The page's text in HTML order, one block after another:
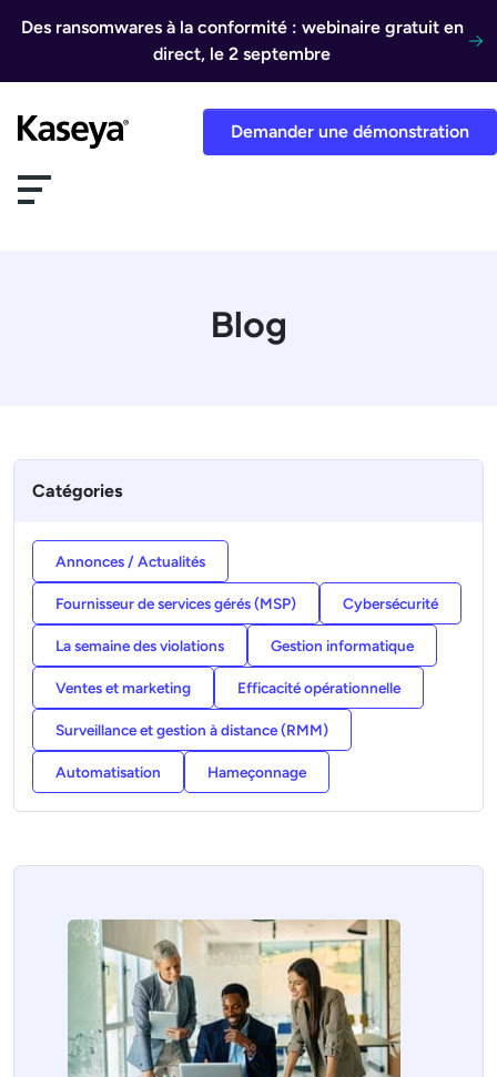
Des ransomwares à la conformité : webinaire gratuit en
direct, le 2 septembre
Demander une démonstration
Blog
Catégories
Annonces / Actualités
Fournisseur de services gérés (MSP) Cybersécurité
La semaine des violations Gestion informatique
Ventes et marketing Efficacité opérationnelle
Surveillance et gestion à distance (RMM)
Automatisation Hameçonnage